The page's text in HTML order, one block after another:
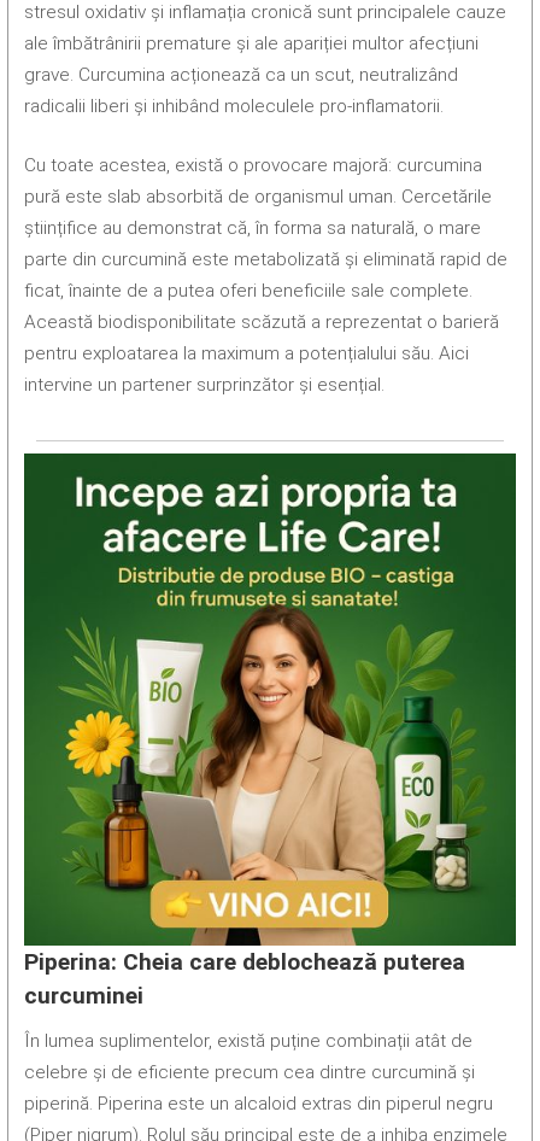
stresul oxidativ și inflamația cronică sunt principalele cauze
ale îmbătrânirii premature și ale apariției multor afecțiuni
grave. Curcumina acționează ca un scut, neutralizând
radicalii liberi și inhibând moleculele pro-inflamatorii.
Cu toate acestea, există o provocare majoră: curcumina
pură este slab absorbită de organismul uman. Cercetările
științifice au demonstrat că, în forma sa naturală, o mare
parte din curcumină este metabolizată și eliminată rapid de
ficat, înainte de a putea oferi beneficiile sale complete.
Această biodisponibilitate scăzută a reprezentat o barieră
pentru exploatarea la maximum a potențialului său. Aici
intervine un partener surprinzător și esențial.
Piperina: Cheia care deblochează puterea
curcuminei
În lumea suplimentelor, există puține combinații atât de
celebre și de eficiente precum cea dintre curcumină și
piperină. Piperina este un alcaloid extras din piperul negru
(Piper nigrum). Rolul său principal este de a inhiba enzimele